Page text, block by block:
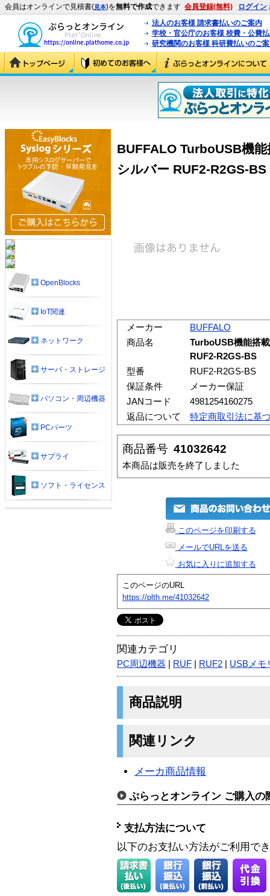
会員はオンラインで見積書(見本)を無料で作成できます 会員登録(無料) ログイン
法人のお客様 請求書払いのご案内
学校・官公庁のお客様 校費・公費
研究機関のお客様 科研費払いのご
BUFFALO TurboUSB機
シルバー RUF2-R2GS-
メーカー
BUFFALO
商品名
TurboUSB機能搭
RUF2-R2GS-BS
型番
RUF2-R2GS-BS
保証条件
メーカー保証
JANコード
4981254160275
返品について
特定商取引法に基
商品番号 41032642
本商品は販売を終了しました
このページを印刷する
メールでURLを送る
お気に入りに追加する
このページのURL
https://plth.me/41032642
関連カテゴリ
PC周辺機器 RUF RUF2 USBメモ
商品説明
関連リンク
メーカ商品情報
ぷらっとオンライン ご購入の
支払方法について
以下のお支払い方法がご利用で
OpenBlocks
IoT関連
ネットワーク
サーバ・ストレージ
パソコン・周辺機器
PCパーツ
サプライ
ソフト・ライセンス